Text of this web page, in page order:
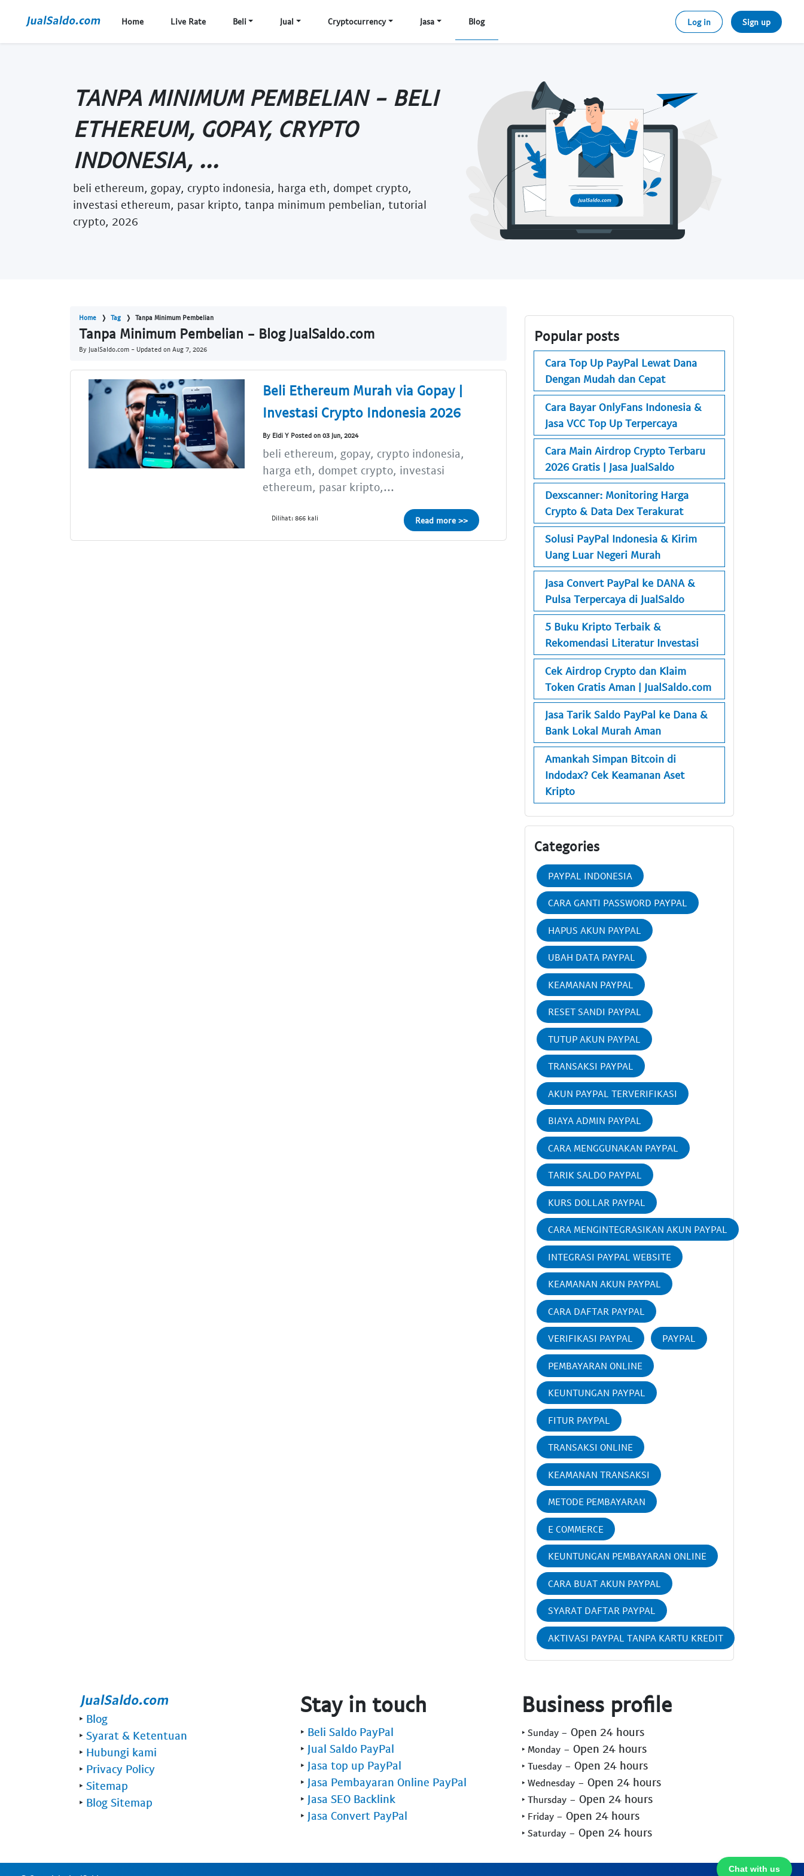
Home Live Rate Beli Jual Cryptocurrency Jasa Blog Log in Sign up
TANPA MINIMUM PEMBELIAN - BELI
ETHEREUM, GOPAY, CRYPTO
INDONESIA, ...
beli ethereum, gopay, crypto indonesia, harga eth, dompet crypto,
investasi ethereum, pasar kripto, tanpa minimum pembelian, tutorial
crypto, 2026
Home Tag Tanpa Minimum Pembelian
Tanpa Minimum Pembelian - Blog JualSaldo.com
By JualSaldo.com - Updated on Aug 7, 2026
Beli Ethereum Murah via Gopay |
Investasi Crypto Indonesia 2026
By Eldi Y Posted on 03 Jun, 2024
beli ethereum, gopay, crypto indonesia,
harga eth, dompet crypto, investasi
ethereum, pasar kripto,...
Dilihat: 866 kali Read more >>
Popular posts
Cara Top Up PayPal Lewat Dana
Dengan Mudah dan Cepat
Cara Bayar OnlyFans Indonesia &
Jasa VCC Top Up Terpercaya
Cara Main Airdrop Crypto Terbaru
2026 Gratis | Jasa JualSaldo
Dexscanner: Monitoring Harga
Crypto & Data Dex Terakurat
Solusi PayPal Indonesia & Kirim
Uang Luar Negeri Murah
Jasa Convert PayPal ke DANA &
Pulsa Terpercaya di JualSaldo
5 Buku Kripto Terbaik &
Rekomendasi Literatur Investasi
Cek Airdrop Crypto dan Klaim
Token Gratis Aman | JualSaldo.com
Jasa Tarik Saldo PayPal ke Dana &
Bank Lokal Murah Aman
Amankah Simpan Bitcoin di
Indodax? Cek Keamanan Aset
Kripto
Categories
PAYPAL INDONESIA
CARA GANTI PASSWORD PAYPAL
HAPUS AKUN PAYPAL
UBAH DATA PAYPAL
KEAMANAN PAYPAL
RESET SANDI PAYPAL
TUTUP AKUN PAYPAL
TRANSAKSI PAYPAL
AKUN PAYPAL TERVERIFIKASI
BIAYA ADMIN PAYPAL
CARA MENGGUNAKAN PAYPAL
TARIK SALDO PAYPAL
KURS DOLLAR PAYPAL
CARA MENGINTEGRASIKAN AKUN PAYPAL
INTEGRASI PAYPAL WEBSITE
KEAMANAN AKUN PAYPAL
CARA DAFTAR PAYPAL
VERIFIKASI PAYPAL PAYPAL
PEMBAYARAN ONLINE
KEUNTUNGAN PAYPAL
FITUR PAYPAL
TRANSAKSI ONLINE
KEAMANAN TRANSAKSI
METODE PEMBAYARAN
E COMMERCE
KEUNTUNGAN PEMBAYARAN ONLINE
CARA BUAT AKUN PAYPAL
SYARAT DAFTAR PAYPAL
AKTIVASI PAYPAL TANPA KARTU KREDIT
Chat with us
‣ Blog
‣ Syarat & Ketentuan
‣ Hubungi kami
‣ Privacy Policy
‣ Sitemap
‣ Blog Sitemap
Stay in touch
‣ Beli Saldo PayPal
‣ Jual Saldo PayPal
‣ Jasa top up PayPal
‣ Jasa Pembayaran Online PayPal
‣ Jasa SEO Backlink
‣ Jasa Convert PayPal
Business profile
‣ Sunday - Open 24 hours
‣ Monday - Open 24 hours
‣ Tuesday - Open 24 hours
‣ Wednesday - Open 24 hours
‣ Thursday - Open 24 hours
‣ Friday - Open 24 hours
‣ Saturday - Open 24 hours